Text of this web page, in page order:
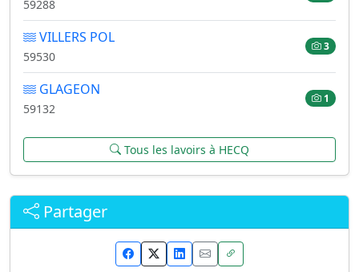
59288
VILLERS POL
59530
3
GLAGEON
59132
1
Tous les lavoirs à HECQ
Partager